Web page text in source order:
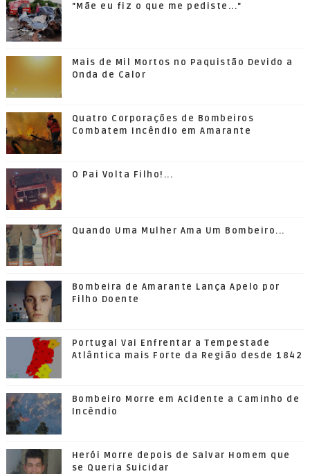
"Mãe eu fiz o que me pediste..."
Mais de Mil Mortos no Paquistão Devido a
Onda de Calor
Quatro Corporações de Bombeiros
Combatem Incêndio em Amarante
O Pai Volta Filho!...
Quando Uma Mulher Ama Um Bombeiro...
Bombeira de Amarante Lança Apelo por
Filho Doente
Portugal Vai Enfrentar a Tempestade
Atlântica mais Forte da Região desde 1842
Bombeiro Morre em Acidente a Caminho de
Incêndio
Herói Morre depois de Salvar Homem que
se Queria Suicidar